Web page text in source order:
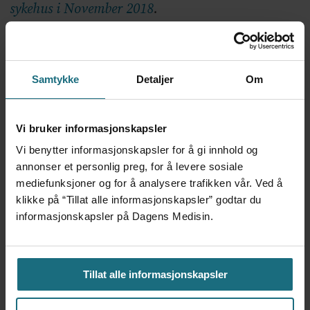
Samtykke Detaljer Om
Vi bruker informasjonskapsler
Vi benytter informasjonskapsler for å gi innhold og
annonser et personlig preg, for å levere sosiale
mediefunksjoner og for å analysere trafikken vår. Ved å
klikke på “Tillat alle informasjonskapsler” godtar du
informasjonskapsler på Dagens Medisin.
Tillat alle informasjonskapsler
sykehus i November 2018.
IKT 2
IKT
EN INNBYGGER
Mest lest siste syv dager:
Vi trenger en grunnlov for
psykisk helsehjelp
2 dager siden